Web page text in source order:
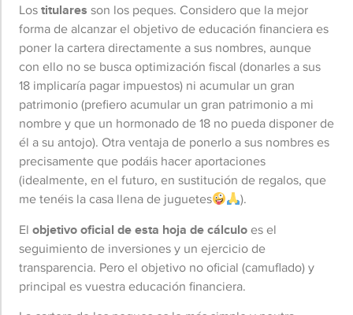
Lostitulares son los peques. Considero que la mejor
forma de alcanzar el objetivo de educación financiera es
poner la cartera directamente a sus nombres, aunque
con ello no se busca optimización fiscal (donarles a sus
18 implicaría pagar impuestos) ni acumular un gran
patrimonio (prefiero acumular un gran patrimonio a mi
nombre y que un hormonado de 18 no pueda disponer de
él a su antojo). Otra ventaja de ponerlo a sus nombres es
precisamente que podáis hacer aportaciones
(idealmente, en el futuro, en sustitución de regalos, que
me tenéis la casa llena de juguetes
).
El objetivo oficial de esta hoja de cálculoes el
seguimiento de inversiones y un ejercicio de
transparencia. Pero el objetivo no oficial (camuflado) y
principal es vuestra educación financiera.